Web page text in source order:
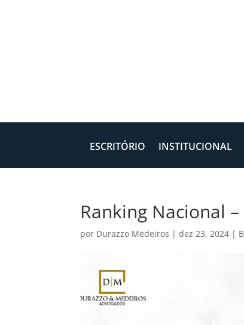
ESCRITÓRIO INSTITUCIONAL
Ranking Nacional
por Durazzo Medeiros |dez 23, 2024 |